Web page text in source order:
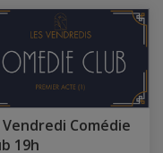
Vendredi Comédie
19h